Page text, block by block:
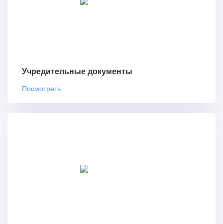
Учредительные документы
Посмотреть